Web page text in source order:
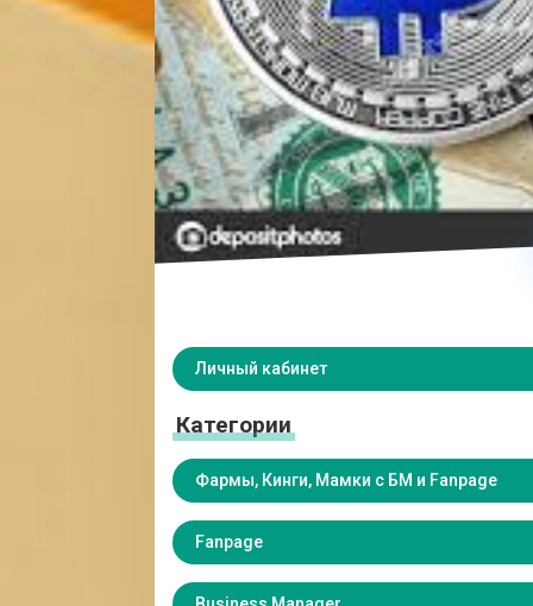
Личный кабинет
Категории
Фармы, Кинги, Мамки с БМ и Fanpage
Fanpage